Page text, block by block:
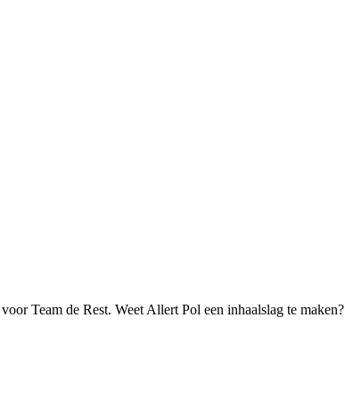
Team de Rest. Weet Allert Pol een inhaalslag te maken?